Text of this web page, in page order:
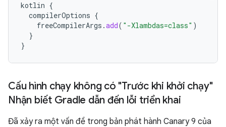
kotlin {
compilerOptions {
freeCompilerArgs .add( "-Xlambdas=class" )
}
}
Cấu hình chạy không có "Trước khi khởi chạy"
Nhận biết Gradle dẫn đến lỗi triển khai
Đã xảy ra một vấn đề trong bản phát hành Canary 9 của